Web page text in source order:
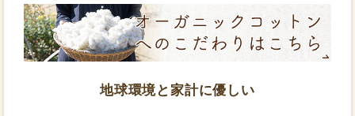
地球環境と家計に優しい